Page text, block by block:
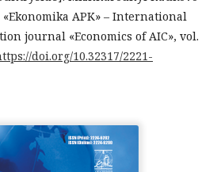
APK» – International
journal «Economics of AIC», vol.
doi.org/10.32317/2221-